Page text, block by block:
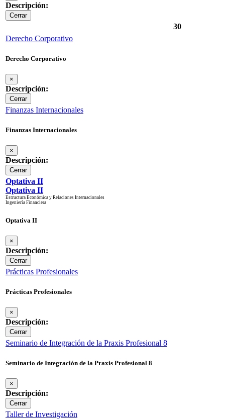
Descripción:
Cerrar
30
Derecho Corporativo
Derecho Corporativo
×
Descripción:
Cerrar
Finanzas Internacionales
Finanzas Internacionales
×
Descripción:
Cerrar
Optativa II
Optativa II
Estructura Económica y Relaciones Internacionales
Ingeniería Financiera
Optativa II
×
Descripción:
Cerrar
Prácticas Profesionales
Prácticas Profesionales
×
Descripción:
Cerrar
Seminario de Integración de la Praxis Profesional 8
Seminario de Integración de la Praxis Profesional 8
×
Descripción:
Cerrar
Taller de Investigación